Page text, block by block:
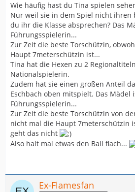
Wie häufig hast du Tina spielen
Nur weil sie in dem Spiel nicht ihren
du ihr die Klasse absprechen? Das
Führungsspielerin...
Zur Zeit die beste Torschützin,
Haupt 7meterschützin ist...
Tina hat die Hexen zu 2
Nationalspielerin.
Zudem hat sie einen großen Anteil
Eschbach oben mitspielt. Das Mädel
Führungsspielerin...
Zur Zeit die beste Torschützin von
nicht mal die Haupt 7meterschützin
geht das nicht
Also halt mal etwas den Ball flach...
Ex-Flamesfan